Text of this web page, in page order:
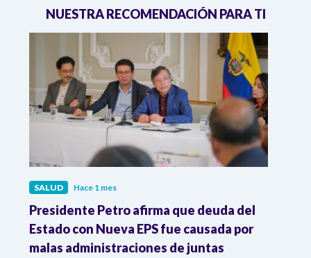
NUESTRA RECOMENDACIÓN PARA TI
SALUD Hace 1 mes
Presidente Petro afirma que deuda del
Estado con Nueva EPS fue causada por
malas administraciones de juntas